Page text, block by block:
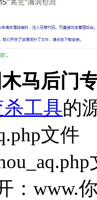
马后门
工具的
文件
：www.